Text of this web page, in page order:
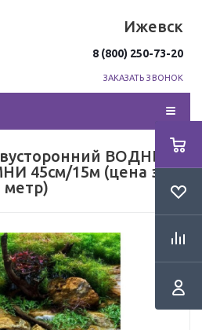
Ижевск
8 (800) 250-73-20
ЗАКАЗАТЬ ЗВОНОК
ВОДНЫЙ
45см/15м (цена за 1
метр)